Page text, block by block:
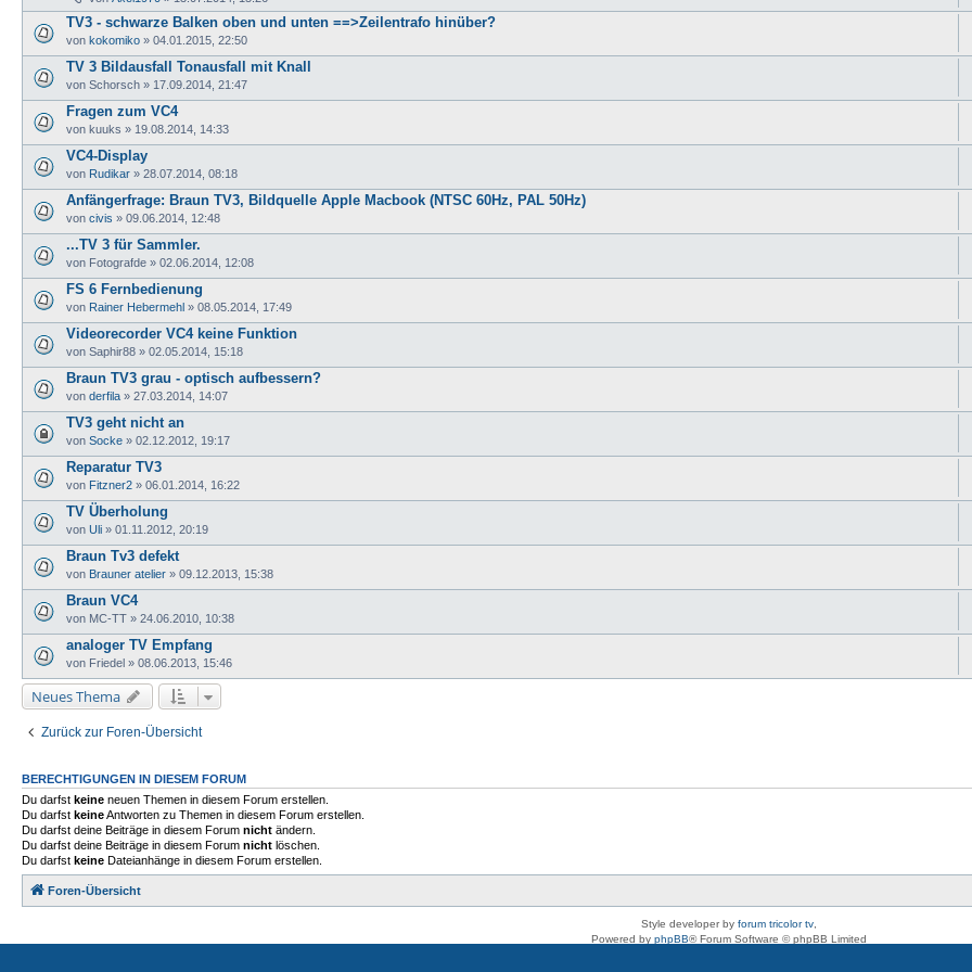
TV3 - schwarze Balken oben und unten ==>Zeilentrafo hinüber?
von kokomiko » 04.01.2015, 22:50
TV 3 Bildausfall Tonausfall mit Knall
von Schorsch » 17.09.2014, 21:47
Fragen zum VC4
von kuuks » 19.08.2014, 14:33
VC4-Display
von Rudikar » 28.07.2014, 08:18
Anfängerfrage: Braun TV3, Bildquelle Apple Macbook (NTSC 60Hz, PAL 50Hz)
von civis » 09.06.2014, 12:48
...TV 3 für Sammler.
von Fotografde » 02.06.2014, 12:08
FS 6 Fernbedienung
von Rainer Hebermehl » 08.05.2014, 17:49
Videorecorder VC4 keine Funktion
von Saphir88 » 02.05.2014, 15:18
Braun TV3 grau - optisch aufbessern?
von derfila » 27.03.2014, 14:07
TV3 geht nicht an
von Socke » 02.12.2012, 19:17
Reparatur TV3
von Fitzner2 » 06.01.2014, 16:22
TV Überholung
von Uli » 01.11.2012, 20:19
Braun Tv3 defekt
von Brauner atelier » 09.12.2013, 15:38
Braun VC4
von MC-TT » 24.06.2010, 10:38
analoger TV Empfang
von Friedel » 08.06.2013, 15:46
Neues Thema
Zurück zur Foren-Übersicht
BERECHTIGUNGEN IN DIESEM FORUM
Du darfst keine neuen Themen in diesem Forum erstellen.
Du darfst keineAntworten zu Themen in diesem Forum erstellen.
Du darfst deine Beiträge in diesem Forum nicht ändern.
Du darfst deine Beiträge in diesem Forum nicht löschen.
Du darfst keine Dateianhänge in diesem Forum erstellen.
Foren-Übersicht
Style developer by forum tricolor tv
Powered by phpBB® Forum Software © phpBB Limited